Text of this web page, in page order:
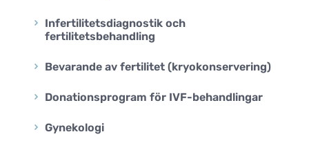
Infertilitetsdiagnostik och
fertilitetsbehandling
Bevarande av fertilitet (kryokonservering)
Donationsprogram för IVF-behandlingar
Gynekologi